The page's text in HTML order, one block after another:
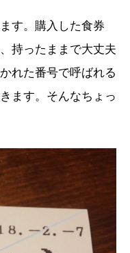
す。購入した食券
持ったままで大丈夫
れた番号で呼ばれる
ます。そんなちょっ